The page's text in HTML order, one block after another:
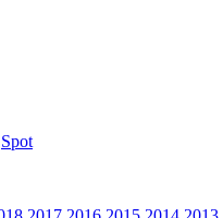
Spot